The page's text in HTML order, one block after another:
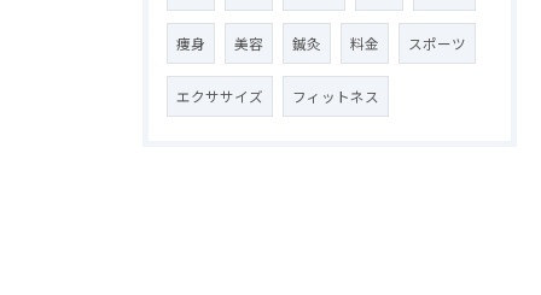
痩身 美容 鍼灸 料金 スポーツ
エクササイズ フィットネス